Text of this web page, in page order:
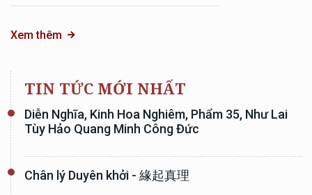
Xem thêm
TIN TỨC MỚI NHẤT
Diễn Nghĩa, Kinh Hoa Nghiêm, Phẩm 35, Như Lai
Tùy Hảo Quang Minh Công Đức
Chân lý Duyên khởi - 緣起真理